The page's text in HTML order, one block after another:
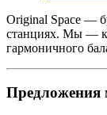
Original Space —
станциях. Мы —
гармоничного
Предложения